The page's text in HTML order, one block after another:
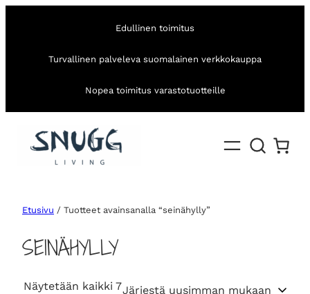
Edullinen toimitus
Turvallinen palveleva suomalainen verkkokauppa
Nopea toimitus varastotuotteille
Etusivu / Tuotteet avainsanalla “seinähylly”
SEINÄHYLLY
Näytetään kaikki 7